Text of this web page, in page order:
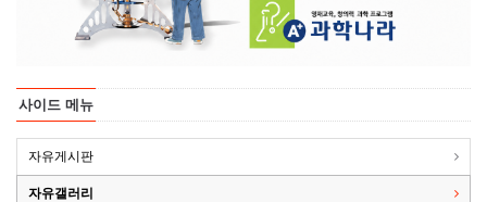
사이드 메뉴
자유게시판
자유갤러리